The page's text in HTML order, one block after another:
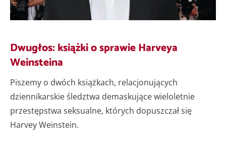
Dwugłos: książki o sprawie Harveya
Weinsteina
Piszemy o dwóch książkach, relacjonujących
dziennikarskie śledztwa demaskujące wieloletnie
przestępstwa seksualne, których dopuszczał się
Harvey Weinstein.